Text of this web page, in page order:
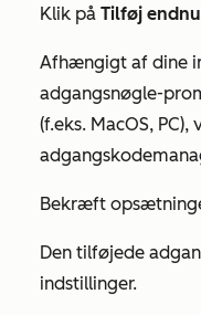
Klik på Tilføj
Afhængigt af dine
adgangsnøgle-
(f.eks. MacOS,
Bekræft
Den tilføjede
indstillinger.